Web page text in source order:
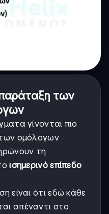
των
γίνονται πιο
ομόλογων
τη
ισημερινό επίπεδο
είναι ότι εδώ κάθε
απέναντι στο